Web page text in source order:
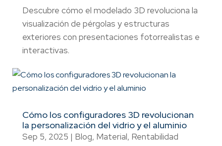
Descubre cómo el modelado 3D revoluciona la
visualización de pérgolas y estructuras
exteriores con presentaciones fotorrealistas e
interactivas.
Cómo los configuradores 3D revolucionan
la personalización del vidrio y el aluminio
Sep 5, 2025 | Blog, Material, Rentabilidad